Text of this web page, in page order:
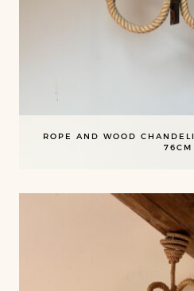
ROPE AND WOOD
76CM